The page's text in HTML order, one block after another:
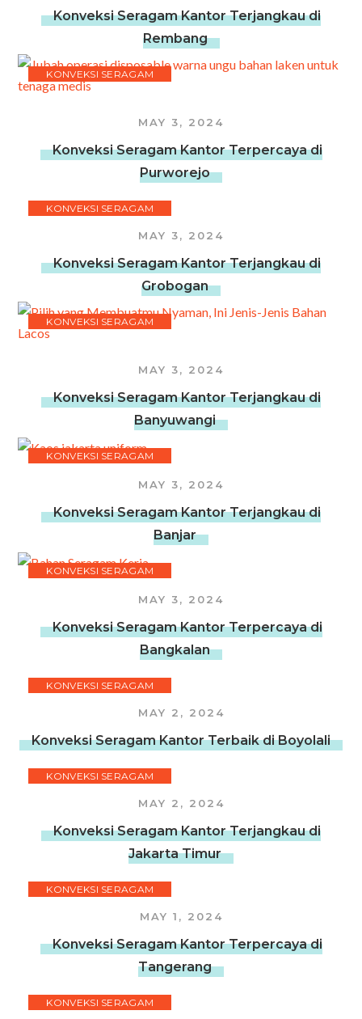
Konveksi Seragam Kantor Terjangkau di
Rembang
KONVEKSI SERAGAM
MAY 3, 2024
Konveksi Seragam Kantor Terpercaya di
Purworejo
KONVEKSI SERAGAM
MAY 3, 2024
Konveksi Seragam Kantor Terjangkau di
Grobogan
KONVEKSI SERAGAM
MAY 3, 2024
Konveksi Seragam Kantor Terjangkau di
Banyuwangi
KONVEKSI SERAGAM
MAY 3, 2024
Konveksi Seragam Kantor Terjangkau di
Banjar
KONVEKSI SERAGAM
MAY 3, 2024
Konveksi Seragam Kantor Terpercaya di
Bangkalan
KONVEKSI SERAGAM
MAY 2, 2024
Konveksi Seragam Kantor Terbaik di Boyolali
KONVEKSI SERAGAM
MAY 2, 2024
Konveksi Seragam Kantor Terjangkau di
Jakarta Timur
KONVEKSI SERAGAM
MAY 1, 2024
Konveksi Seragam Kantor Terpercaya di
Tangerang
KONVEKSI SERAGAM